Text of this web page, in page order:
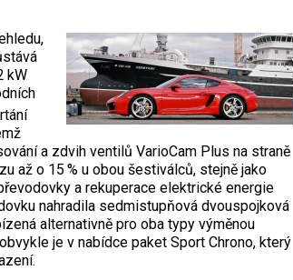
kW
a zdvih ventilů VarioCam Plus na straně
až o 15 % u obou šestiválců, stejně jako
a rekuperace elektrické energie
nahradila sedmistupňová dvouspojková
alternativně pro oba typy výměnou
je v nabídce paket Sport Chrono, který